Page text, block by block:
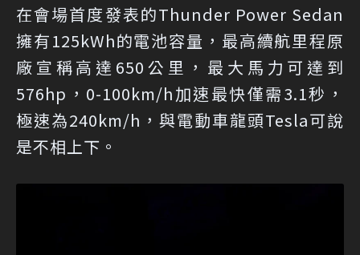
在會場首度發表的Thunder Power Sedan
擁有125kWh的電池容量，最高續航里程原
廠宣稱高達650公里，最大馬力可達到
576hp，0-100km/h加速最快僅需3.1秒，
極速為240km/h，與電動車龍頭Tesla可說
是不相上下。